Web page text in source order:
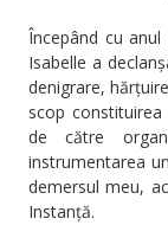
Începând cu
Isabelle a
denigrare,
scop
de către
instrumentarea
demersul meu,
Instanță.